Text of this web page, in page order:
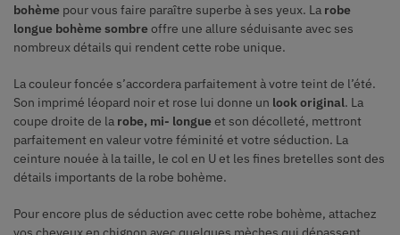
bohème pour vous faire paraître superbe à ses yeux. La robe
longue bohème sombreoffre une allure séduisante avec ses
nombreux détails qui rendent cette robe unique.
La couleur foncée s’accordera parfaitement à votre teint de l’été.
Son imprimé léopard noir et rose lui donne un look original. La
coupe droite de la robe, mi- longueet son décolleté, mettront
parfaitement en valeur votre féminité et votre séduction. La
ceinture nouée à la taille, le col en U et les fines bretelles sont des
détails importants de la robe bohème.
Pour encore plus de séduction avec cette robe bohème, attachez